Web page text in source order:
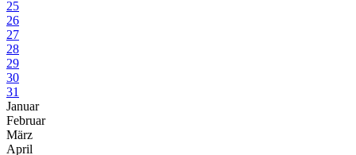
25
26
27
28
29
30
31
Januar
Februar
März
April